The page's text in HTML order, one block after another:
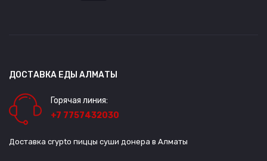
ДОСТАВКА ЕДЫ АЛМАТЫ
Горячая линия:
+7 7757432030
Доставка crypto пиццы суши донера в Алматы